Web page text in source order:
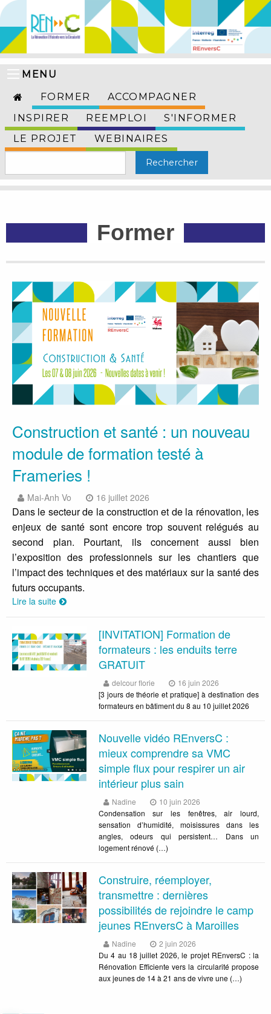
MENU
FORMER
ACCOMPAGNER
INSPIRER
REEMPLOI
S'INFORMER
LE PROJET
WEBINAIRES
Former
Construction et santé : un nouveau
module de formation testé à
Frameries !
Mai-Anh Vo 16 juillet 2026
Dans le secteur de la construction et de la rénovation, les
enjeux de santé sont encore trop souvent relégués au
second plan. Pourtant, ils concernent aussi bien
l’exposition des professionnels sur les chantiers que
l’impact des techniques et des matériaux sur la santé des
futurs occupants.
Lire la suite
[INVITATION] Formation de
formateurs : les enduits terre
GRATUIT
delcour florie
16 juin 2026
[3 jours de théorie et pratique] à destination des
formateurs en bâtiment du 8 au 10 juillet 2026
Nouvelle vidéo REnversC :
mieux comprendre sa VMC
simple flux pour respirer un air
intérieur plus sain
Nadine
10 juin 2026
Condensation sur les fenêtres, air lourd,
sensation d’humidité, moisissures dans les
angles, odeurs qui persistent… Dans un
logement rénové (…)
Construire, réemployer,
transmettre : dernières
possibilités de rejoindre le camp
jeunes REnversC à Maroilles
Nadine
2 juin 2026
Du 4 au 18 juillet 2026, le projet REnversC : la
Rénovation Efficiente vers la circularité propose
aux jeunes de 14 à 21 ans de vivre une (…)